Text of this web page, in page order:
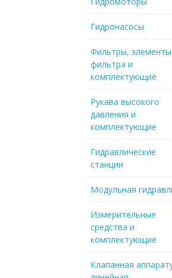
Гидронасосы
Фильтры, элементы
фильтра и
комплектующие
Рукава высокого
давления и
комплектующие
Гидравлические
станции
Модульная
Измерительные
средства и
комплектующие
Клапанная